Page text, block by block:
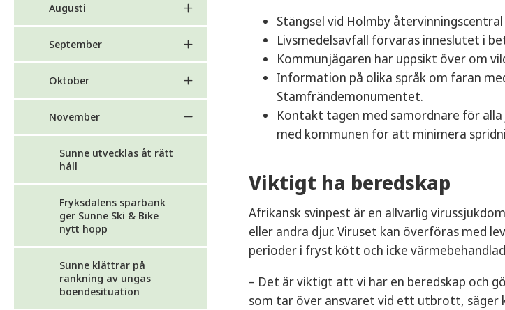
Augusti
September
Oktober
November
Sunne utvecklas åt rätt
håll
Fryksdalens sparbank
ger Sunne Ski & Bike
nytt hopp
Sunne klättrar på
rankning av ungas
boendesituation
Stängsel vid Holmby
Livsmedelsavfall förvaras inneslutet i
Kommunjägaren har uppsikt över om
Information på olika språk om faran
Stamfrändemonumentet.
Kontakt tagen med samordnare för
med kommunen för att minimera
Viktigt ha beredskap
Afrikansk svinpest är en allvarlig
eller andra djur. Viruset kan överföras med
perioder i fryst kött och icke
– Det är viktigt att vi har en beredskap och
som tar över ansvaret vid ett utbrott, säger